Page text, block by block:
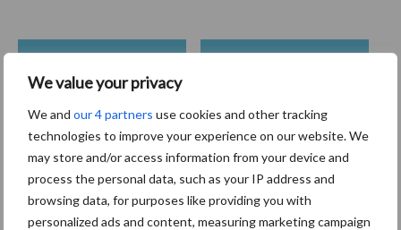
We value your privacy
We and our 4 partners use cookies and other tracking
technologies to improve your experience on our website. We
may store and/or access information from your device and
process the personal data, such as your IP address and
browsing data, for purposes like providing you with
personalized ads and content, measuring marketing campaign
Coronavirus
Toon meer